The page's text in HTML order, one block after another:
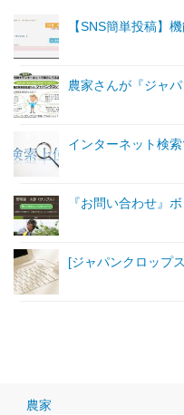
【SNS簡単投稿】
農家さんが『ジャ
インターネット検
『お問い合わせ』
[ジャパンクロップ
農家